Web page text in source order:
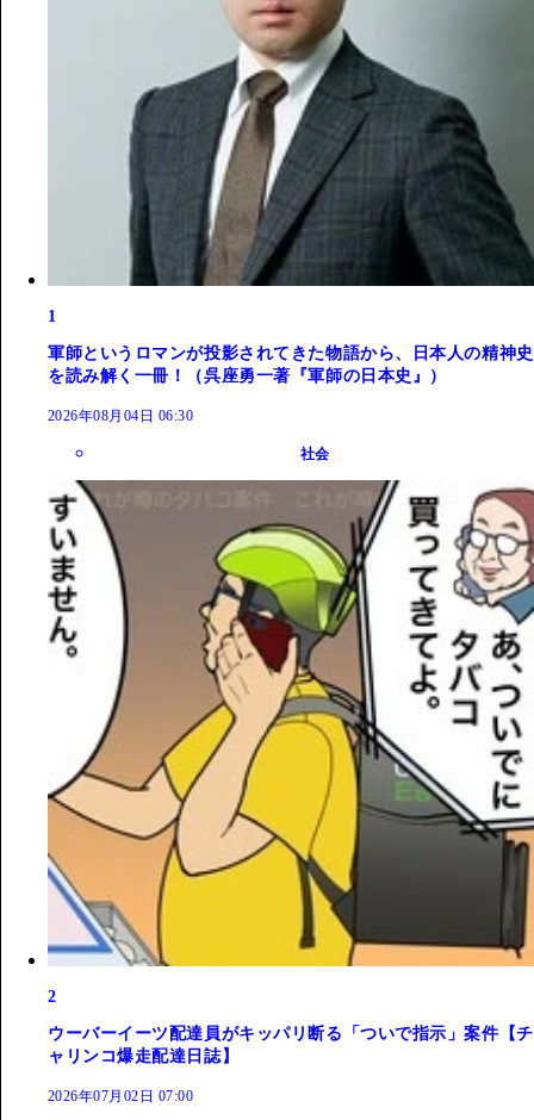
1
軍師というロマンが投影されてきた物語から、日本人の精神史
を読み解く一冊！（呉座勇一著『軍師の日本史』）
2026年08月04日 06:30
社会
2
ウーバーイーツ配達員がキッパリ断る「ついで指示」案件【チ
ャリンコ爆走配達日誌】
2026年07月02日 07:00